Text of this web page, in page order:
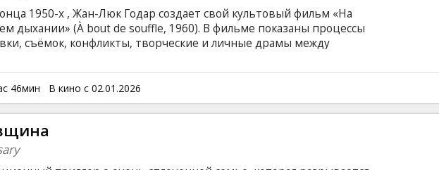
1950-х , Жан-Люк Годар создает свой культовый фильм «На
дыхании» (À bout de souffle, 1960). В фильме показаны процессы
съёмок, конфликты, творческие и личные драмы между
языке с субтитрами на латышском и русском языках.
46мин В кино с 02.01.2026